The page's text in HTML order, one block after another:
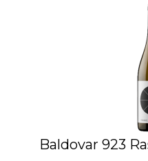
Baldovar 923